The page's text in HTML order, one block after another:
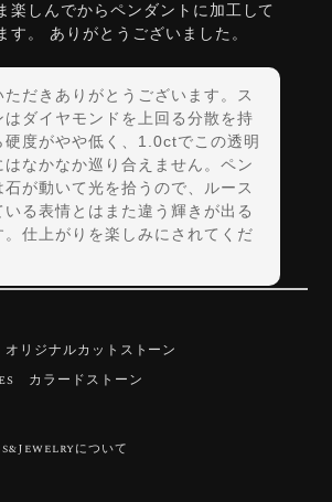
楽しんでからペンダントに加工して
す。 ありがとうございました。
ただきありがとうございます。ス
はダイヤモンドを上回る分散を持
硬度がやや低く、1.0ctでこの透明
はなかなか巡り合えません。ペン
石が動いて光を拾うので、ルース
いる表情とはまた違う輝きが出る
。仕上がりを楽しみにされてくだ
07/30
ジナルカットストーン
カラードストーン
について